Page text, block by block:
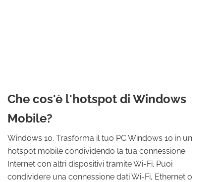
Che cos'è l'hotspot di Windows
Mobile?
Windows 10. Trasforma il tuo PC Windows 10 in un
hotspot mobile condividendo la tua connessione
Internet con altri dispositivi tramite Wi-Fi. Puoi
condividere una connessione dati Wi-Fi, Ethernet o